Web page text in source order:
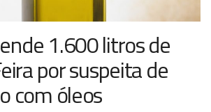
1.600 litros de
por suspeita de
com óleos